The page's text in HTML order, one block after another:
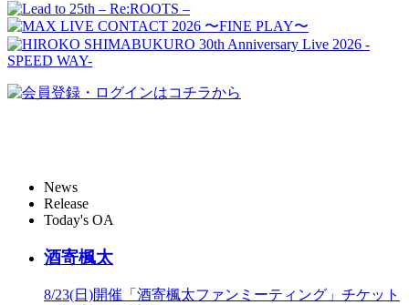
News
Release
Today's OA
酒寄楓太
8/23(日)開催「酒寄楓太ファンミーティング」チケット